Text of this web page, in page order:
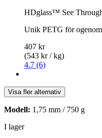
HDglass™ See
Unik PETG för
407 kr
(543 kr / kg)
4.7 (6)
Visa fler alternativ
Modell: 1,75 mm / 750 g
I lager